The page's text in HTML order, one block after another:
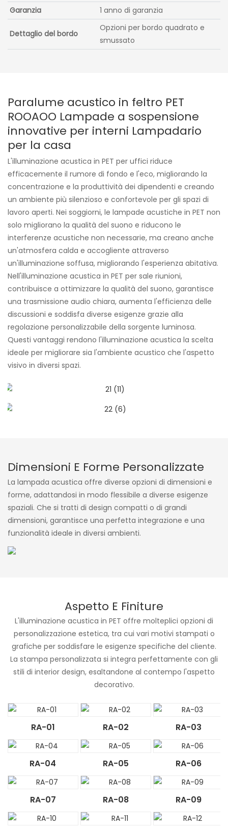
Garanzia
1 anno di garanzia
Dettaglio del bordo
Opzioni per bordo quadrato e
smussato
Paralume acustico in feltro PET
ROOAOO Lampade a sospensione
innovative per interni Lampadario
per la casa
L'illuminazione acustica in PET per uffici riduce
efficacemente il rumore di fondo e l'eco, migliorando la
concentrazione e la produttività dei dipendenti e creando
un ambiente più silenzioso e confortevole per gli spazi di
lavoro aperti. Nei soggiorni, le lampade acustiche in PET non
solo migliorano la qualità del suono e riducono le
interferenze acustiche non necessarie, ma creano anche
un'atmosfera calda e accogliente attraverso
un'illuminazione soffusa, migliorando l'esperienza abitativa.
Nell'illuminazione acustica in PET per sale riunioni,
contribuisce a ottimizzare la qualità del suono, garantisce
una trasmissione audio chiara, aumenta l'efficienza delle
discussioni e soddisfa diverse esigenze grazie alla
regolazione personalizzabile della sorgente luminosa.
Questi vantaggi rendono l'illuminazione acustica la scelta
ideale per migliorare sia l'ambiente acustico che l'aspetto
visivo in diversi spazi.
Dimensioni E Forme Personalizzate
La lampada acustica offre diverse opzioni di dimensioni e
forme, adattandosi in modo flessibile a diverse esigenze
spaziali. Che si tratti di design compatti o di grandi
dimensioni, garantisce una perfetta integrazione e una
funzionalità ideale in diversi ambienti.
Aspetto E Finiture
L'illuminazione acustica in PET offre molteplici opzioni di
personalizzazione estetica, tra cui vari motivi stampati o
grafiche per soddisfare le esigenze specifiche del cliente.
La stampa personalizzata si integra perfettamente con gli
stili di interior design, esaltandone al contempo l'aspetto
decorativo.
RA-01 RA-02 RA-03
RA-04 RA-05 RA-06
RA-07 RA-08 RA-09